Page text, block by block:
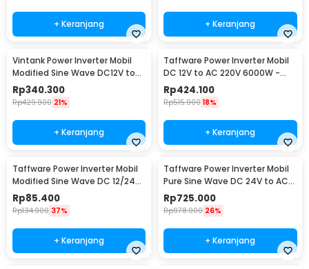
+ Keranjang + Keranjang
Vintank Power Inverter Mobil
Modified Sine Wave DC12V to
AC220V 4000W - CMZ-4000
Rp340.300
Rp429.900 21%
+ Keranjang
Taffware Power Inverter Mobil
DC 12V to AC 220V 6000W -
Q6000
Rp424.100
Rp515.900 18%
+ Keranjang
Taffware Power Inverter Mobil
Modified Sine Wave DC 12/24V
to AC 220V - EA851
Rp85.400
Rp134.900 37%
+ Keranjang
Taffware Power Inverter Mobil
Pure Sine Wave DC 24V to AC
220V 2000W - NBQ2000W
Rp725.000
Rp978.900 26%
+ Keranjang